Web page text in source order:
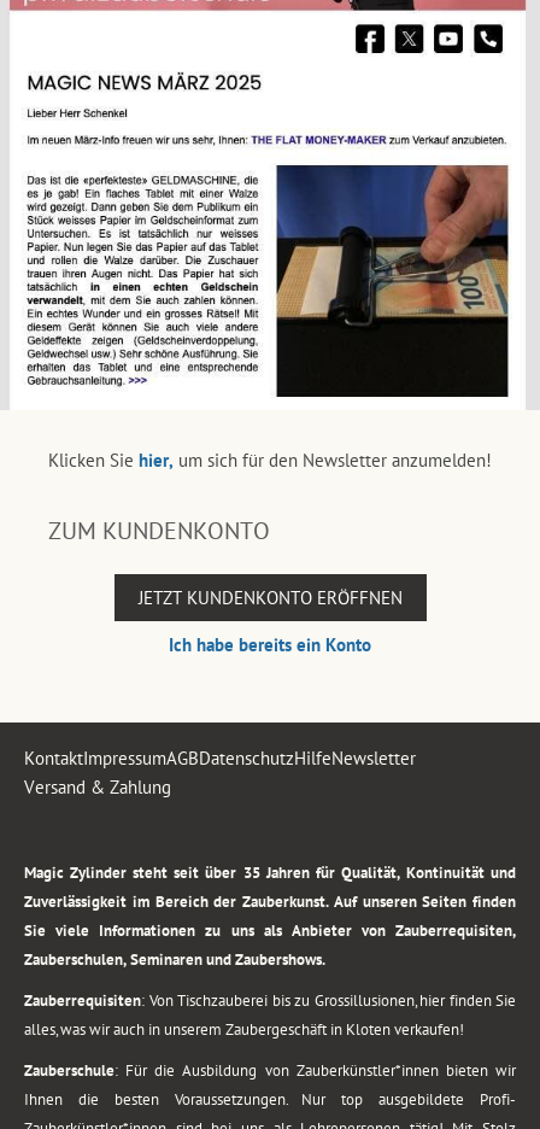
Klicken Sie hier, um sich für den Newsletter anzumelden!
ZUM KUNDENKONTO
JETZT KUNDENKONTO ERÖFFNEN
Ich habe bereits ein Konto
KontaktImpressumAGBDatenschutzHilfeNewsletter
Versand & Zahlung
Magic Zylinder steht seit über 35 Jahren für Qualität, Kontinuität und
Zuverlässigkeit im Bereich der Zauberkunst. Auf unseren Seiten finden
Sie viele Informationen zu uns als Anbieter von Zauberrequisiten,
Zauberschulen, Seminaren und Zaubershows.
Zauberrequisiten: Von Tischzauberei bis zu Grossillusionen, hier finden Sie
alles, was wir auch in unserem Zaubergeschäft in Kloten verkaufen!
Zauberschule: Für die Ausbildung von Zauberkünstler*innen bieten wir
Ihnen die besten Voraussetzungen. Nur top ausgebildete Profi-